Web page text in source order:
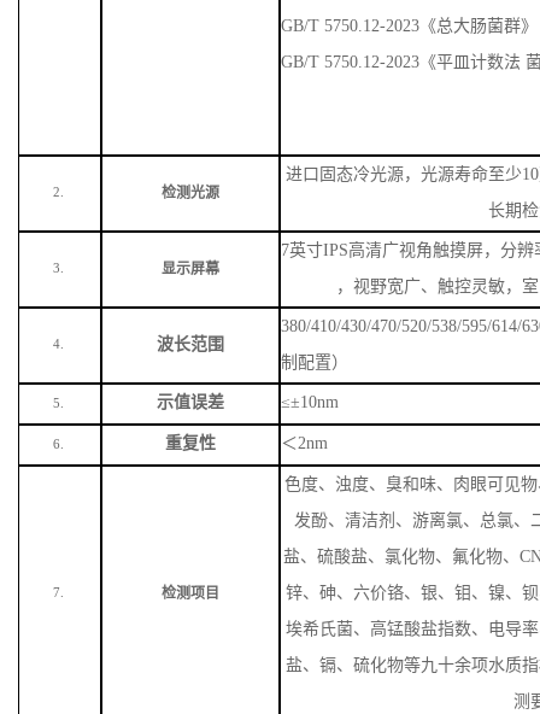
GB/T 5750.12-2023《总大肠菌群》
GB/T 5750.12-2023《平皿计数法
2. 检测光源
进口固态冷光源，光源寿命至少
长期
3. 显示屏幕
7英寸IPS高清广视角触摸屏，分
，视野宽广、触控灵敏，
4. 波长范围
380/410/430/470/520/538/595/614/
制配置）
5. 示值误差 ≤±10nm
6. 重复性 ＜2nm
7. 检测项目
色度、浊度、臭和味、肉眼可见物
发酚、清洁剂、游离氯、总氯、
盐、硫酸盐、氯化物、氟化物、
锌、砷、六价铬、银、钼、镍、
埃希氏菌、高锰酸盐指数、电导
盐、镉、硫化物等九十余项水质
测